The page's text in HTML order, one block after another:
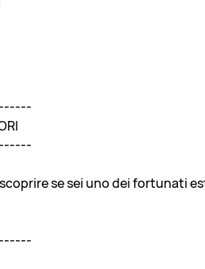
se sei uno dei fortunati